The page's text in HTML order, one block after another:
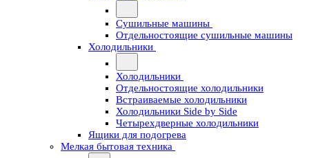
Сушильные машины
Отдельностоящие сушильные машины
Холодильники
Холодильники
Отдельностоящие холодильники
Встраиваемые холодильники
Холодильники Side by Side
Четырехдверные холодильники
Ящики для подогрева
Мелкая бытовая техника